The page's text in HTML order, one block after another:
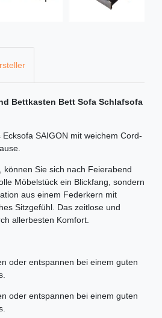
Bettkasten Bett Sofa Schlafsofa
SAIGON mit weichem Cord-
Sie sich nach Feierabend
Möbelstück ein Blickfang, sondern
aus einem Federkern mit
Sitzgefühl. Das zeitlose und
allerbesten Komfort.
oder entspannen bei einem guten
oder entspannen bei einem guten